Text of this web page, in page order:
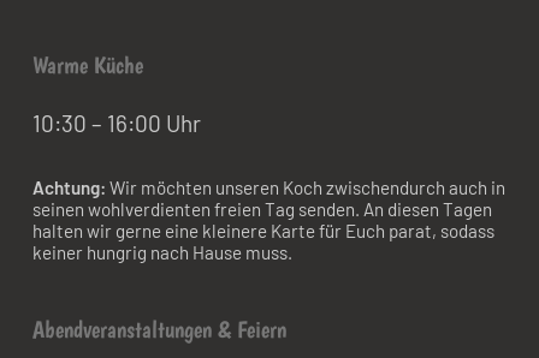
Warme Küche
10:30 – 16:00 Uhr
Achtung: Wir möchten unseren Koch zwischendurch auch in
seinen wohlverdienten freien Tag senden. An diesen Tagen
halten wir gerne eine kleinere Karte für Euch parat, sodass
keiner hungrig nach Hause muss.
Abendveranstaltungen & Feiern